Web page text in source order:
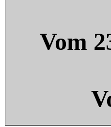
Vom